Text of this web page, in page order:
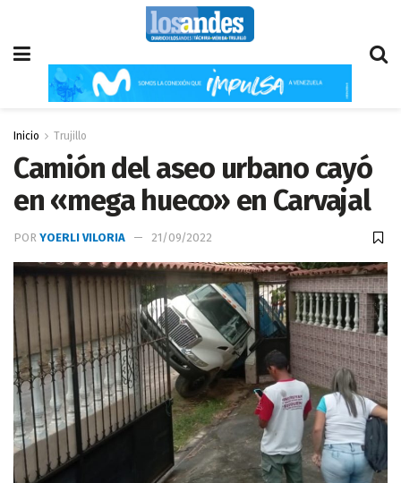
Inicio Trujillo
Camión del aseo urbano cayó
en «mega hueco» en Carvajal
POR YOERLI VILORIA 21/09/2022